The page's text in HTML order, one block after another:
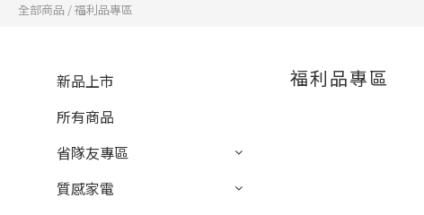
全部商品 /福利品專區
新品上市
所有商品
省隊友專區
質感家電
福利品專區